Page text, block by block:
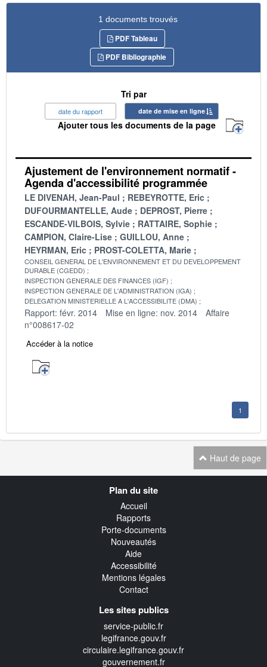
1 documents trouvés
PDF Tableau
PDF Bibliographie
Tri par
date du rapport date de mise en ligne
Ajouter tous les documents de la page
Ajustement de l'environnement normatif -
Agenda d'accessibilité programmée
LE DIVENAH, Jean-Paul
REBEYROTTE, Eric
DUFOURMANTELLE, Aude
DEPROST, Pierre
ESCANDE-VILBOIS, Sylvie
RATTAIRE, Sophie
CAMPION, Claire-Lise
GUILLOU, Anne
HEYRMAN, Eric
PROST-COLETTA, Marie
CONSEIL GENERAL DE L'ENVIRONNEMENT ET DU DEVELOPPEMENT
DURABLE (CGEDD)
INSPECTION GENERALE DES FINANCES (IGF)
INSPECTION GENERALE DE L'ADMINISTRATION (IGA)
DELEGATION MINISTERIELLE A L'ACCESSIBILITE (DMA)
Rapport: févr. 2014 Mise en ligne: nov. 2014
Affaire
n°008617-02
Accéder à la notice
1
Haut de page
Plan du site
Accueil
Rapports
Porte-documents
Nouveautés
Aide
Accessibilité
Mentions légales
Contact
Les sites publics
service-public.fr
legifrance.gouv.fr
circulaire.legifrance.gouv.fr
gouvernement.fr